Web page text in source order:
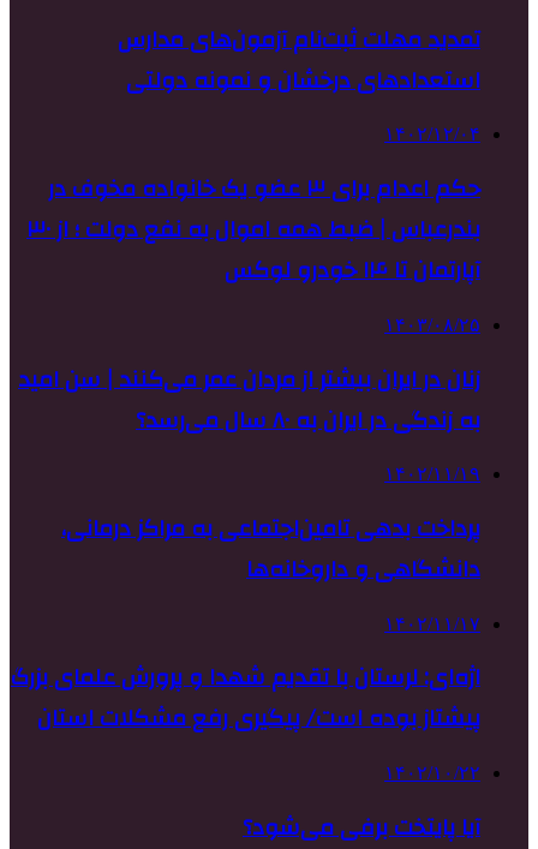
تمدید مهلت ثبت‌نام آزمون‌های مدارس
استعدادهای درخشان و نمونه دولتی
۱۴۰۲/۱۲/۰۴
حکم اعدام برای ۳ عضو یک خانواده مخوف در
بندرعباس | ضبط همه اموال به نفع دولت ؛ از ۳۰
آپارتمان تا ۱۴ خودرو لوکس
۱۴۰۳/۰۸/۲۵
زنان در ایران بیشتر از مردان عمر می‌کنند | سن امید
به زندگی در ایران به ۸۰ سال می‌رسد؟
۱۴۰۲/۱۱/۱۹
پرداخت بدهی تامین‌اجتماعی به مراکز درمانی،
دانشگاهی و داروخانه‌ها
۱۴۰۲/۱۱/۱۷
اژه‌ای: لرستان با تقدیم شهدا و پرورش علمای بزرگ
پیشتاز بوده است/ پیگیری رفع مشکلات استان
۱۴۰۲/۱۰/۲۲
آیا پایتخت برفی می‌شود؟